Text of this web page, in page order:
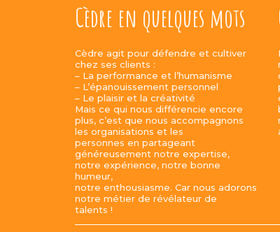
Cèdre en quelques mots
Cèdre agit pour défendre et cultiver
chez ses clients :
– La performance et l’humanisme
– L’épanouissement personnel
– Le plaisir et la créativité
Mais ce qui nous différencie encore
plus, c’est que nous accompagnons
les organisations et les
personnes en partageant
généreusement notre expertise,
notre expérience, notre bonne
humeur,
notre enthousiasme. Car nous adorons
notre métier de révélateur de
talents !